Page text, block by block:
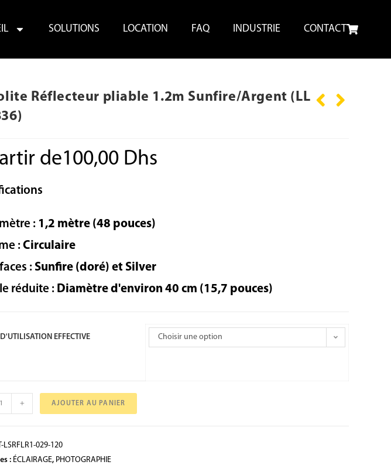
SOLUTIONS LOCATION FAQ INDUSTRIE CONTACT
Réflecteur pliable 1.2m Sunfire/Argent (LL
de100,00 Dhs
: 1,2 mètre (48 pouces)
:Circulaire
: Sunfire (doré) et Silver
réduite : Diamètre d'environ 40 cm (15,7 pouces)
EFFECTIVE Choisir une option
+ AJOUTER AU PANIER
LSRFLR1-029-120
: ÉCLAIRAGE, PHOTOGRAPHIE